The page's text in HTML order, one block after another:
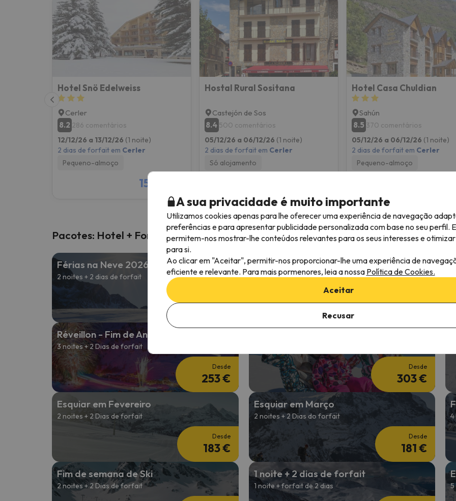
Hotel Snö Edelweiss
Cerler
8.2 286 comentários
12/12/26 a 13/12/26 (1 noite)
2 dias de forfait em Cerler
Pequeno-almoço
156 €
Hostal Rural Sositana
Castejón de Sos
8.4 500 comentários
05/12/26 a 06/12/26 (1 noite)
2 dias de forfait em Cerler
Só alojamento
Hotel Casa Chuldian
Sahún
8.5 370 comentários
05/12/26 a 06/12/26 (1 noite)
2 dias de forfait em Cerler
Pequeno-almoço
Pacotes: Hotel + Forfait
Férias na Neve 2026/2027
2 noites + 2 dias de forfait
Férias na Neve Carnaval
2 noites + 2 Dias de forfait
Réveillon - Fim de Ano
3 noites + 2 Dias de forfait
Desde
253 €
Desde
303 €
Esquiar em Fevereiro
2 noites + 2 Dias de forfait
Desde
183 €
Esquiar em Março
2 noites + 2 Dias do forfait
Desde
181 €
Fim de semana de Ski
2 noites + 2 Dias de forfait
1 noite + 2 dias de forfait
1 noite + forfait de 2 dias 5
A sua privacidade é muito importante
Utilizamos cookies apenas para lhe oferecer uma experiência de navegação
preferências e para apresentar publicidade personalizada com base no seu perfil.
permitem-nos mostrar-lhe conteúdos relevantes para os seus interesses e
para si.
Ao clicar em "Aceitar", permitir-nos proporcionar-lhe uma experiência de
eficiente e relevante. Para mais pormenores, leia a nossa Política de Cookies.
Aceitar
Recusar